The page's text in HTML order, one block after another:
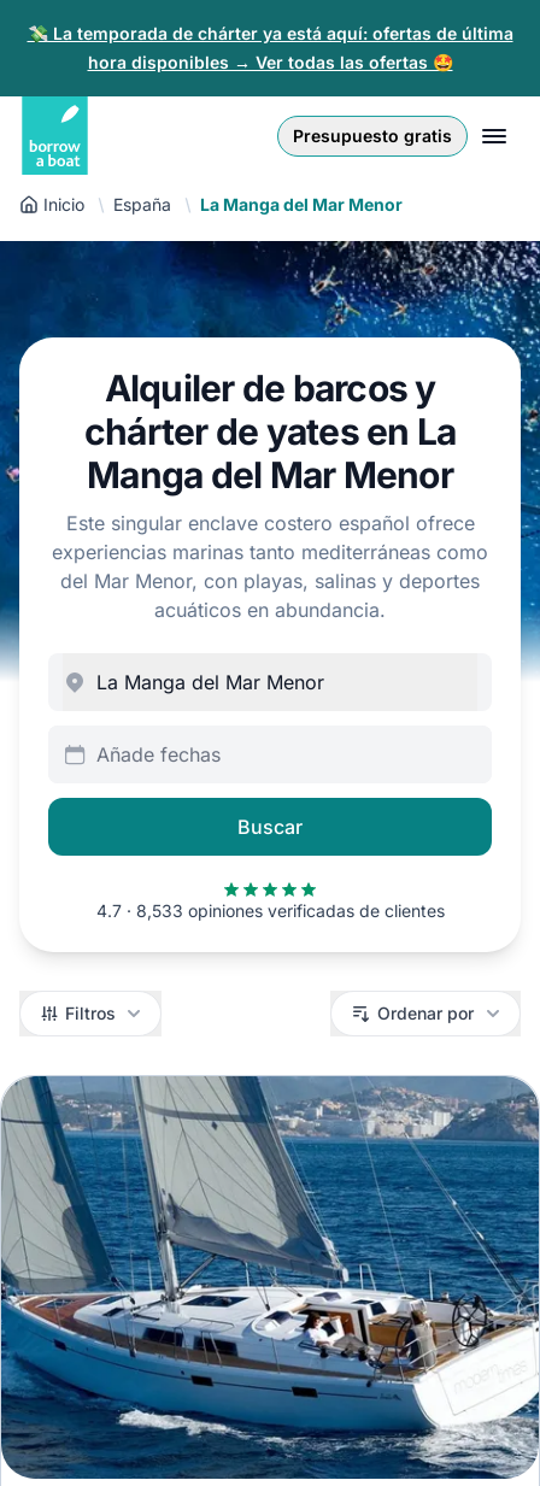
💸 La temporada de chárter ya está aquí: ofertas de última
hora disponibles → Ver todas las ofertas 🤩
Presupuesto gratis
Iniciar sesión
Regístrate
Para partners
€ EUR
Złoty
English (UK)
Nederlands
Español
Français
Polski
Inicio España La Manga del Mar Menor
Alquiler de barcos y
chárter de yates en La
Manga del Mar Menor
Este singular enclave costero español ofrece
experiencias marinas tanto mediterráneas como
del Mar Menor, con playas, salinas y deportes
acuáticos en abundancia.
Añade fechas
Buscar
4.7 · 8,533 opiniones verificadas de clientes
Filtros Filtros Ordenar por